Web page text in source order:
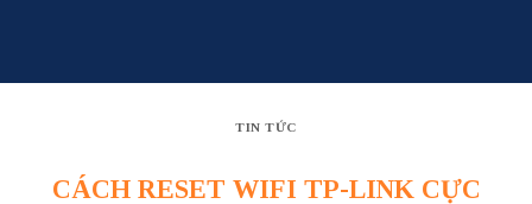
TIN TỨC
CÁCH RESET WIFI TP-LINK CỰC